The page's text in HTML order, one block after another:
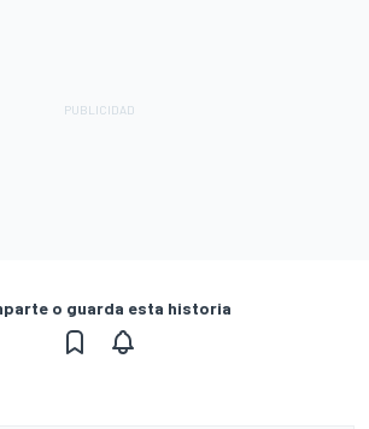
o guarda esta historia